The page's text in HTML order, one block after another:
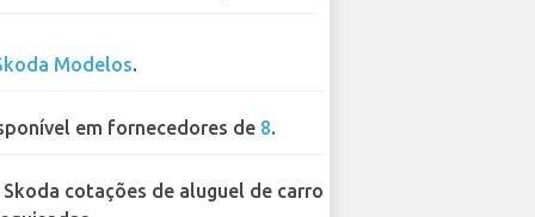
Modelos.
em fornecedores de 8.
Skoda cotações de aluguel de carro